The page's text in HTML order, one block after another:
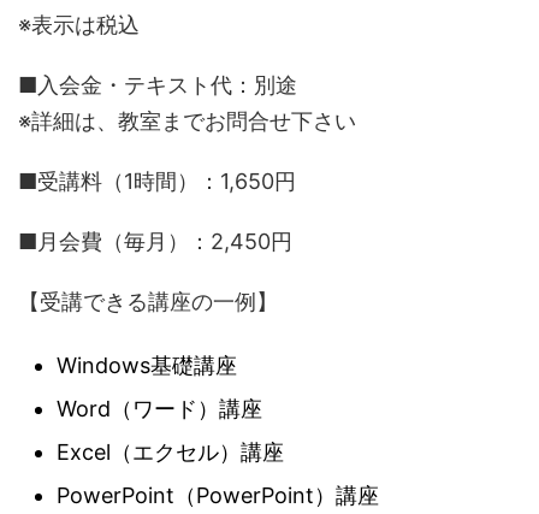
※表示は税込
■入会金・テキスト代：別途
※詳細は、教室までお問合せ下さい
■受講料（1時間）：1,650円
■月会費（毎月）：2,450円
【受講できる講座の一例】
Windows基礎講座
Word（ワード）講座
Excel（エクセル）講座
PowerPoint（PowerPoint）講座